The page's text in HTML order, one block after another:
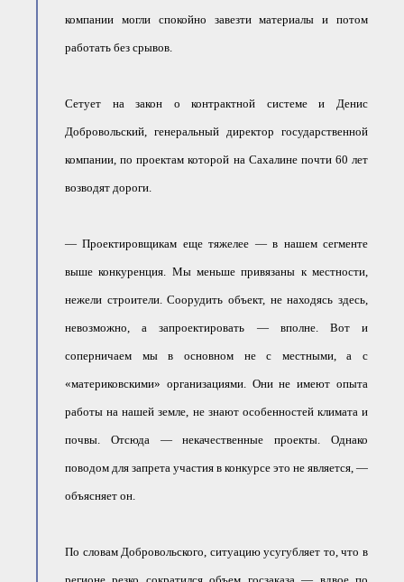
компании могли спокойно завезти материалы и потом
работать без срывов.
Сетует на закон о контрактной системе и Денис
Добровольский, генеральный директор государственной
компании, по проектам которой на Сахалине почти 60 лет
возводят дороги.
— Проектировщикам еще тяжелее — в нашем сегменте
выше конкуренция. Мы меньше привязаны к местности,
нежели строители. Соорудить объект, не находясь здесь,
невозможно, а запроектировать — вполне. Вот и
соперничаем мы в основном не с местными, а с
«материковскими» организациями. Они не имеют опыта
работы на нашей земле, не знают особенностей климата и
почвы. Отсюда — некачественные проекты. Однако
поводом для запрета участия в конкурсе это не является, —
объясняет он.
По словам Добровольского, ситуацию усугубляет то, что в